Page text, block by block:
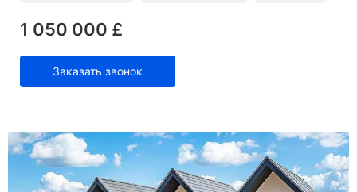
1 050 000 £
Заказать звонок